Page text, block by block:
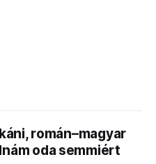
román–magyar
oda semmiért